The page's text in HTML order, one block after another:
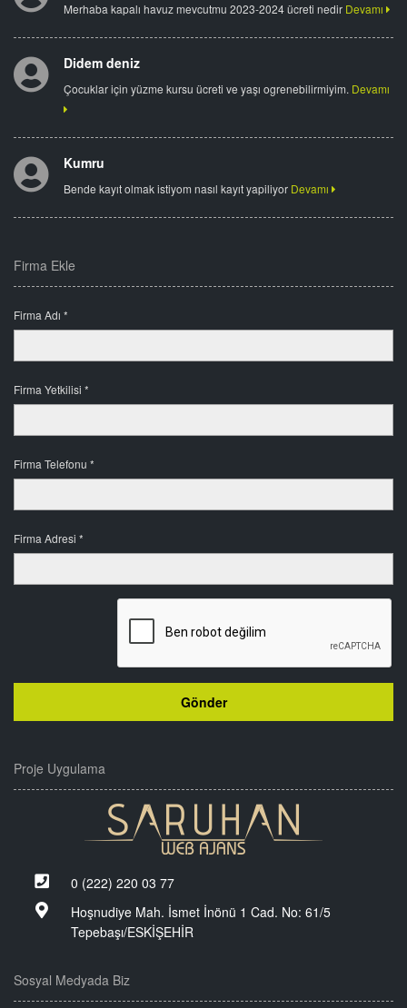
Merhaba kapalı havuz mevcutmu 2023-2024 ücreti nedir Devamı
Didem deniz
Çocuklar için yüzme kursu ücreti ve yaşı ogrenebilirmiyim. Devamı
Kumru
Bende kayıt olmak istiyom nasıl kayıt yapiliyor Devamı
Firma Ekle
Firma Adı *
Firma Yetkilisi *
Firma Telefonu *
Firma Adresi *
Proje Uygulama
0 (222) 220 03 77
Hoşnudiye Mah. İsmet İnönü 1 Cad. No: 61/5
Tepebaşı/ESKİŞEHİR
Sosyal Medyada Biz